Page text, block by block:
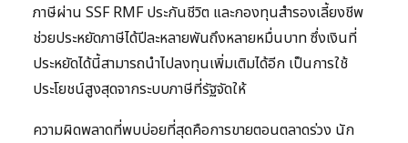
ภาษีผ่าน SSF RMF ประกันชีวิต และกองทุนสำรองเลี้ยงชีพ
ช่วยประหยัดภาษีได้ปีละหลายพันถึงหลายหมื่นบาท ซึ่งเงินที่
ประหยัดได้นี้สามารถนำไปลงทุนเพิ่มเติมได้อีก เป็นการใช้
ประโยชน์สูงสุดจากระบบภาษีที่รัฐจัดให้
ความผิดพลาดที่พบบ่อยที่สุดคือการขายตอนตลาดร่วง นัก